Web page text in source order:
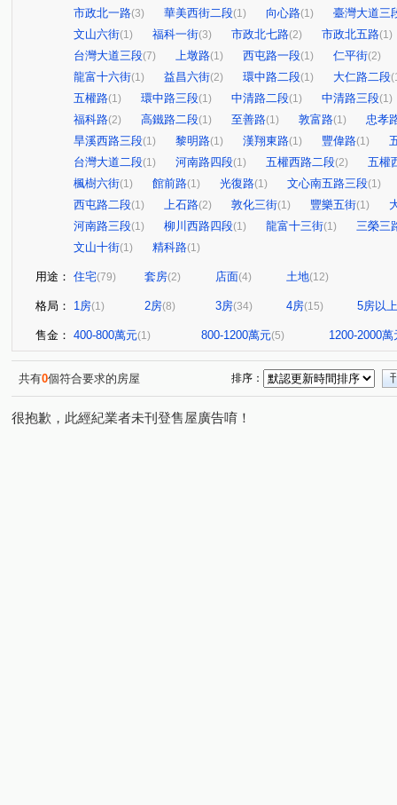
市政北一路(3) 華美西街二段(1) 向心路(1)
臺灣大道三
文山六街(1) 福科一街(3) 市政北七路(2) 市政北五路(1)
台灣大道三段(7) 上墩路(1) 西屯路一段(1) 仁平街(2)
龍富十六街(1) 益昌六街(2) 環中路二段(1) 大仁路二段
五權路(1) 環中路三段(1) 中清路二段(1) 中清路三段(1)
福科路(2) 高鐵路二段(1) 至善路(1) 敦富路(1)
忠孝
旱溪西路三段(1) 黎明路(1) 漢翔東路(1) 豐偉路(1)
台灣大道二段(1) 河南路四段(1) 五權西路二段(2)
五權
楓樹六街(1) 館前路(1) 光復路(1) 文心南五路三段(1)
西屯路二段(1) 上石路(2) 敦化三街(1) 豐樂五街(1)
河南路三段(1) 柳川西路四段(1) 龍富十三街(1)
三榮三
文山十街(1) 精科路(1)
用途： 住宅(79) 套房(2) 店面(4) 土地(12)
格局： 1房(1) 2房(8) 3房(34) 4房(15) 5房以上
售金： 400-800萬元(1) 800-1200萬元(5) 1200-2000萬
共有0個符合要求的房屋 排序：
很抱歉，此經紀業者未刊登售屋廣告唷！